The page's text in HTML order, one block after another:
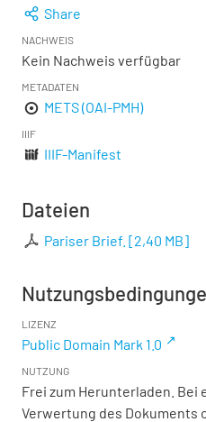
Share
NACHWEIS
Kein Nachweis verfügbar
METADATEN
METS (OAI-PMH)
IIIF
IIIF-Manifest
Dateien
Pariser Brief. [2,40 MB]
LIZENZ
Public Domain Mark 1.0
NUTZUNG
Frei zum Herunterladen.
Verwertung des Dokuments